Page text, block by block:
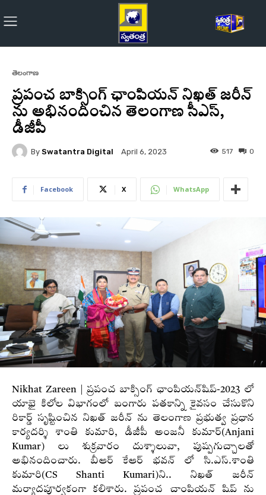
తెలంగాణ
ప్రపంచ బాక్సింగ్ ఛాంపియన్‌ నిఖత్ జరీన్
ను అభినందించిన తెలంగాణ సీఎస్,
డీజీపీ
By Swatantra Digital April 6, 2023 0
517
Facebook X WhatsApp
Nikhat Zareen | ప్రపంచ బాక్సింగ్ ఛాంపియన్‌షిప్‌-2023 లో
యాభై కిలోల విభాగంలో బంగారు పతకాన్ని కైవసం చేసుకొని
రికార్డ్ సృష్టించిన నిఖత్ జరీన్ ను తెలంగాణ ప్రభుత్వ ప్రధాన
కార్యదర్శి శాంతి కుమారి, డీజీపీ అంజనీ కుమార్(Anjani
Kumar) లు శుక్రవారం దుశ్శాలువా, పుష్పగుచ్చాలతో
అభినందించారు. బీఆర్ కేఆర్ భవన్ లో సి.ఎస్.శాంతి
కుమారి(CS Shanti Kumari)ని.. నిఖత్ జరీన్
మర్యాదపూర్వకంగా కలిశారు. ప్రపంచ చాంపియన్ షిప్ ను